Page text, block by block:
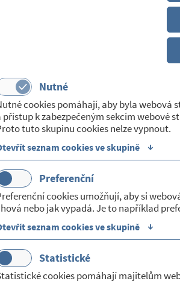
Nutné
cookies pomáhají, aby byla webová
přístup k zabezpečeným sekcím webové
tuto skupinu cookies nelze vypnout.
seznam cookies ve skupině ↓
Preferenční
cookies umožňují, aby si
nebo jak vypadá. Je to například
seznam cookies ve skupině ↓
Statistické
cookies pomáhají majitelům
PRAKTICKÉ
lékařka MUDr. Dagmar Miková
akutní případy zastupuje praktický lékař
Sport a kultura